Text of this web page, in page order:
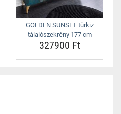
GOLDEN SUNSET türkiz
tálalószekrény 177 cm
327900 Ft